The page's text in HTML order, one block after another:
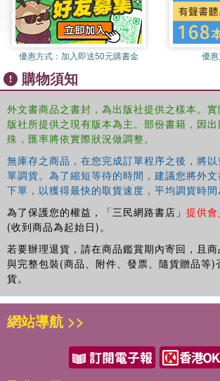
considering physical activity, fitness and sport
expressions of freedom and sites for social
Accessible and clear, including useful
helping to bring the theory to real-life,
Exerciseconsiders cultures and
addition to presenting established
perspectives and debates, this text also
inform the study and understanding of
physically active body.
優惠方式： 加入即送50元購書金 優惠
購物須知
外文書商品之書封，為出版社提供之樣本。
版社所提供之現有版本為主。部份書籍，因
殊，匯率將依實際狀況做調整。
無庫存之商品，在您完成訂單程序之後，將
單調貨。為了縮短等待的時間，建議您將外
下單，以獲得最快的取貨速度，平均調貨時間
為了保護您的權益，「三民網路書店」 提供
(收到商品為起始日)。
若要辦理退貨，請在商品鑑賞期內寄回，且
與完整包裝(商品、附件、發票、隨貨贈品等)
貨。
網站導航 >>